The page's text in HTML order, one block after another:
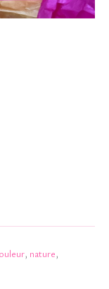
, nature,